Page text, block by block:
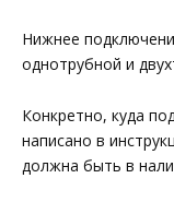
Нижнее
однотрубной и
Конкретно, куда
написано в
должна быть в